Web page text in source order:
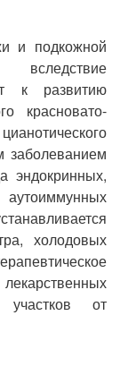
и подкожной
вследствие
к развитию
красновато-
заболеванием
эндокринных,
холодовых
от